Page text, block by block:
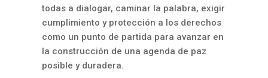
todas a dialogar, caminar la palabra, exigir
cumplimiento y protección a los derechos
como un punto de partida para avanzar en
la construcción de una agenda de paz
posible y duradera.